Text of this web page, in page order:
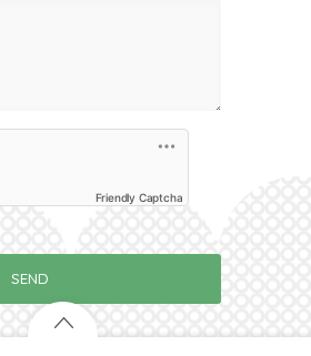
Friendly Captcha